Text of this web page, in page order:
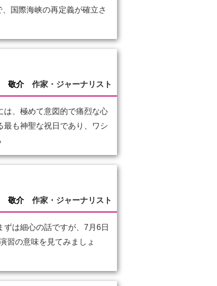
国際海峡の再定義が確立さ
敬介作家・ジャーナリスト
、極めて意図的で痛烈な心
も神聖な祝日であり、ワシ
敬介作家・ジャーナリスト
は細心の話ですが、7月6日
習の意味を見てみましょ